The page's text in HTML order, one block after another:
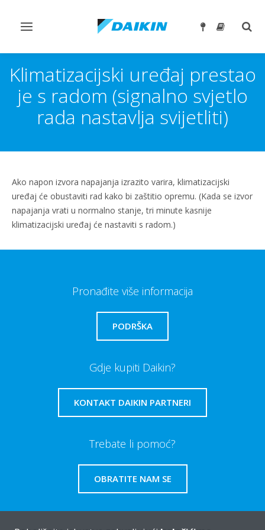
Prebaci
Klimatizacijski uređaj prestao
je s radom (signalno svjetlo
rada nastavlja svijetliti)
Ako napon izvora napajanja izrazito varira, klimatizacijski
uređaj će obustaviti rad kako bi zaštitio opremu. (Kada se izvor
napajanja vrati u normalno stanje, tri minute kasnije
klimatizacijski uređaj će nastaviti s radom.)
Pronađite više informacija
PODRŠKA
Gdje kupiti Daikin?
KONTAKT DAIKIN PARTNERI
Trebate li pomoć?
OBRATITE NAM SE